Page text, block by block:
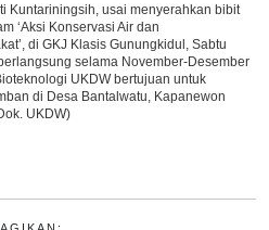
Kuntariningsih, usai menyerahkan bibit
‘Aksi Konservasi Air dan
di GKJ Klasis Gunungkidul, Sabtu
selama November-Desember
UKDW bertujuan untuk
di Desa Bantalwatu, Kapanewon
UKDW)